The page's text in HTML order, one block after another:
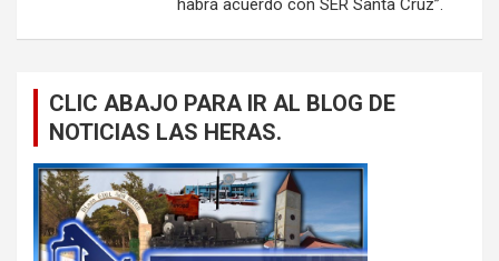
habrá acuerdo con SER Santa Cruz”.
CLIC ABAJO PARA IR AL BLOG DE
NOTICIAS LAS HERAS.